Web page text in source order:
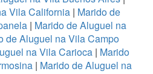
Vila California | Marido de
| Marido de Aluguel na
de Aluguel na Vila Campo
na Vila Carioca | Marido
| Marido de Aluguel na